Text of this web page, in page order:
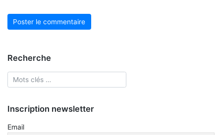
Recherche
Inscription newsletter
Email